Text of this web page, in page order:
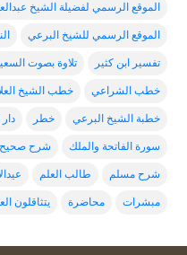
الموقع الرسمي لفضيلة الشيخ
الموقع الرسمي للشيخ البرعي
تفسير ابن كثير تلاوة بصوت
خطب الشراعي خطب الشيخ
خطبة الشيخ البرعي خطر
سورة الفاتحة والملك شرح
شرح مسلم طالب العلم
مبشرات محاضرة يتثاقلون